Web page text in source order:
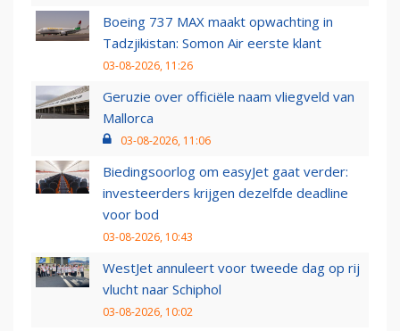
Boeing 737 MAX maakt opwachting in
Tadzjikistan: Somon Air eerste klant
03-08-2026, 11:26
Geruzie over officiële naam vliegveld van
Mallorca
03-08-2026, 11:06
Biedingsoorlog om easyJet gaat verder:
investeerders krijgen dezelfde deadline
voor bod
03-08-2026, 10:43
WestJet annuleert voor tweede dag op rij
vlucht naar Schiphol
03-08-2026, 10:02